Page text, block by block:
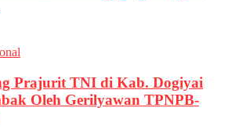
Prajurit TNI di Kab. Dogiyai
Oleh Gerilyawan TPNPB-